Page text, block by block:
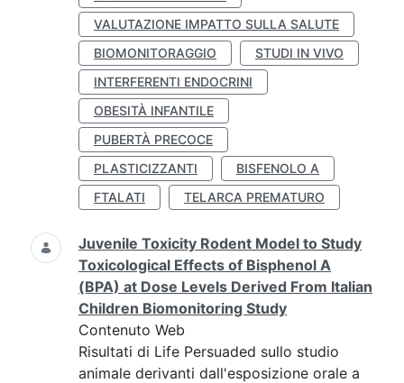
VALUTAZIONE IMPATTO SULLA SALUTE
BIOMONITORAGGIO
STUDI IN VIVO
INTERFERENTI ENDOCRINI
OBESITÀ INFANTILE
PUBERTÀ PRECOCE
PLASTICIZZANTI
BISFENOLO A
FTALATI
TELARCA PREMATURO
Juvenile Toxicity Rodent Model to Study
Toxicological Effects of Bisphenol A
(BPA) at Dose Levels Derived From Italian
Children Biomonitoring Study
Contenuto Web
Risultati di Life Persuaded sullo studio
animale derivanti dall'esposizione orale a